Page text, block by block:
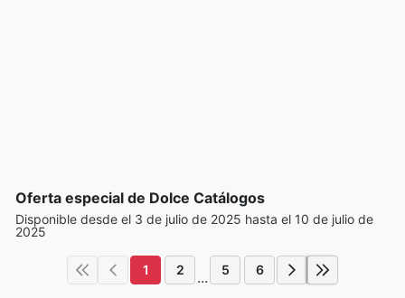
Oferta especial de Dolce Catálogos
Disponible desde el 3 de julio de 2025 hasta el 10 de julio de
2025
1 2 ... 5 6